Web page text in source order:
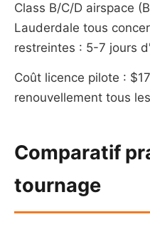
Class B/C/D airspace
Lauderdale tous
restreintes : 5-7 jours
Coût licence pilote :
renouvellement tous
Comparatif
tournage